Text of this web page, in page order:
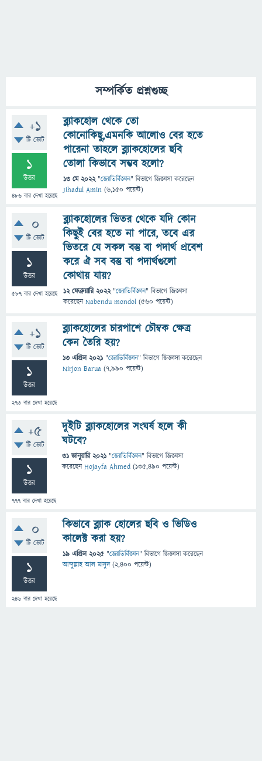
সম্পর্কিত প্রশ্নগুচ্ছ
+1
টি ভোট
1
উত্তর
486 বার দেখা হয়েছে
ব্ল্যাকহোল থেকে তো
কোনোকিছু,এমনকি আলোও বের হতে
পারেনা তাহলে ব্ল্যাকহোলের ছবি
তোলা কিভাবে সম্ভব হলো?
13 মে 2022 "জ্যোতির্বিজ্ঞান" বিভাগে জিজ্ঞাসাকরেছেন
Jihadul Amin (6,150 পয়েন্ট)
0
টি ভোট
1
উত্তর
587 বার দেখা হয়েছে
ব্ল্যাকহোলের ভিতর থেকে যদি কোন
কিছুই বের হতে না পারে, তবে এর
ভিতরে যে সকল বস্তু বা পদার্থ প্রবেশ
করে ঐ সব বস্তু বা পদার্থগুলো
কোথায় যায়?
12 ফেব্রুয়ারি 2022 "জ্যোতির্বিজ্ঞান" বিভাগে জিজ্ঞাসা
করেছেনNabendu mondol (560 পয়েন্ট)
+1
টি ভোট
1
উত্তর
273 বার দেখা হয়েছে
ব্ল্যাকহোলের চারপাশে চৌম্বক ক্ষেত্র
কেন তৈরি হয়?
13 এপ্রিল 2021 "জ্যোতির্বিজ্ঞান" বিভাগে জিজ্ঞাসাকরেছেন
Nirjon Barua (7,990 পয়েন্ট)
+5
টি ভোট
1
উত্তর
777 বার দেখা হয়েছে
দুইটি ব্ল্যাকহোলের সংঘর্ষ হলে কী
ঘটবে?
31 জানুয়ারি 2021 "জ্যোতির্বিজ্ঞান" বিভাগে জিজ্ঞাসা
করেছেনHojayfa Ahmed (135,490 পয়েন্ট)
0
টি ভোট
1
উত্তর
246 বার দেখা হয়েছে
কিভাবে ব্ল্যাক হোলের ছবি ও ভিডিও
কালেক্ট করা হয়?
19 এপ্রিল 2025 "জ্যোতির্বিজ্ঞান" বিভাগে জিজ্ঞাসাকরেছেন
আব্দুল্লাহ আল মাসুদ (2,400 পয়েন্ট)